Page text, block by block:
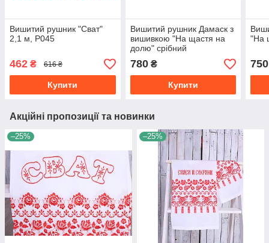
Вишитий рушник "Сват"
2,1 м, Р045
462 ₴ 616 ₴
Купити
Вишитий рушник Дамаск з
вишивкою "На щастя на
долю" срібний
780₴
Купити
"На
750
Акційні пропозиції та новинки
–25% –25%